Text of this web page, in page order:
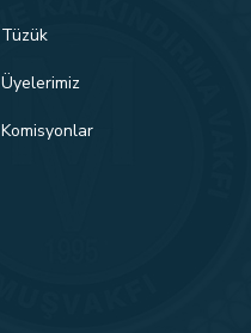
Tüzük
Üyelerimiz
Komisyonlar